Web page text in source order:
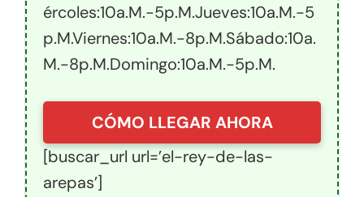
Ércoles:10a.m.-5p.m.jueves:10a.m.-5
P.m.viernes:10a.m.-8p.m.sábado:10a.
M.-8p.m.domingo:10a.m.-5p.m.
CÓMO LLEGAR AHORA
[buscar_url url=’el-rey-de-las-
arepas’]